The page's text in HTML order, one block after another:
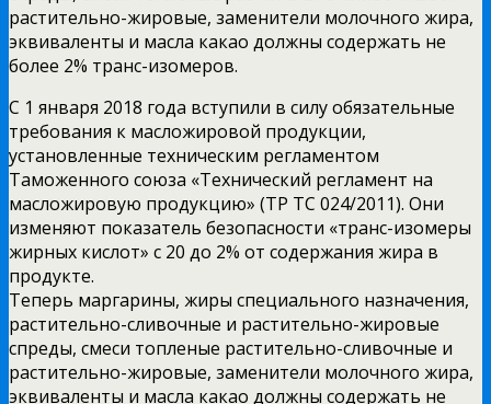
растительно-жировые, заменители молочного жира,
эквиваленты и масла какао должны содержать не
более 2% транс-изомеров.
С 1 января 2018 года вступили в силу обязательные
требования к масложировой продукции,
установленные техническим регламентом
Таможенного союза «Технический регламент на
масложировую продукцию» (ТР ТС 024/2011). Они
изменяют показатель безопасности «транс-изомеры
жирных кислот» с 20 до 2% от содержания жира в
продукте.
Теперь маргарины, жиры специального назначения,
растительно-сливочные и растительно-жировые
спреды, смеси топленые растительно-сливочные и
растительно-жировые, заменители молочного жира,
эквиваленты и масла какао должны содержать не